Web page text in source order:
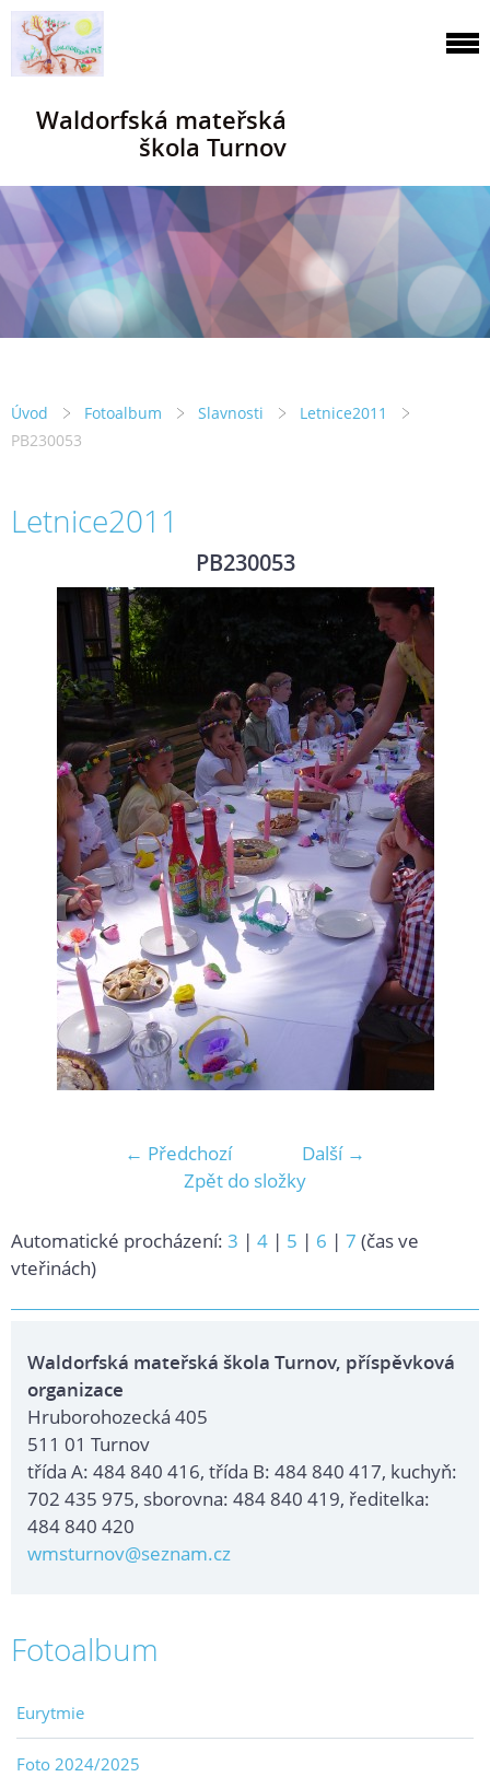
Waldorfská mateřská
škola Turnov
Úvod Fotoalbum Slavnosti
Letnice2011
PB230053
Letnice2011
PB230053
← Předchozí
Další →
Zpět do složky
Automatické procházení: 3 | 4 | 5 | 6 | 7 (čas ve
vteřinách)
Waldorfská mateřská škola Turnov, příspěvková
organizace
Hruborohozecká 405
511 01 Turnov
třída A: 484 840 416, třída B: 484 840 417, kuchyň:
702 435 975, sborovna: 484 840 419, ředitelka:
484 840 420
wmsturnov@seznam.cz
Fotoalbum
Eurytmie
Foto 2024/2025